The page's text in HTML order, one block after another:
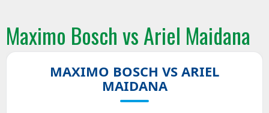
Maximo Bosch vs Ariel Maidana
MAXIMO BOSCH VS ARIEL
MAIDANA